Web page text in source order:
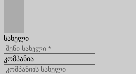
სახელი
კომპანია